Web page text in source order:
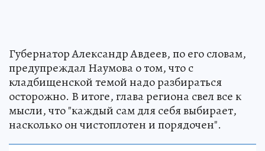
Губернатор Александр Авдеев, по его словам,
предупреждал Наумова о том, что с
кладбищенской темой надо разбираться
осторожно. В итоге, глава региона свел все к
мысли, что "каждый сам для себя выбирает,
насколько он чистоплотен и порядочен".